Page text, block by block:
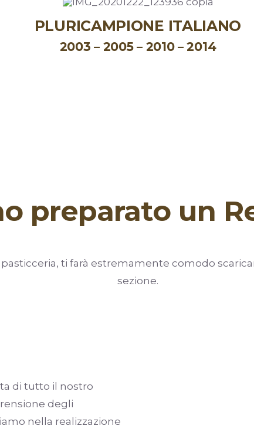
PLURICAMPIONE ITALIANO
2003 – 2005 – 2010 – 2014
preparato un
ti farà estremamente comodo
sezione.
di tutto il nostro
degli
nella realizzazione